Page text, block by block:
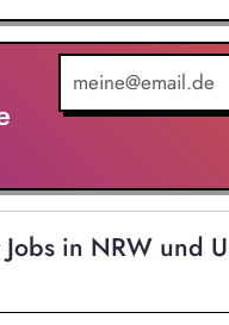
in NRW und